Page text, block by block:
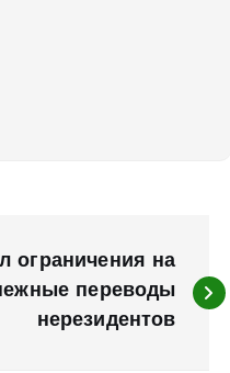
ограничения на
переводы
нерезидентов